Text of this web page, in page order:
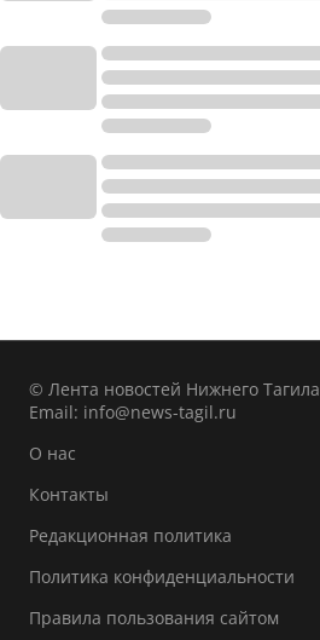
© Лента новостей Нижнего Тагила
Email: info@news-tagil.ru
О нас
Контакты
Редакционная политика
Политика конфиденциальности
Правила пользования сайтом